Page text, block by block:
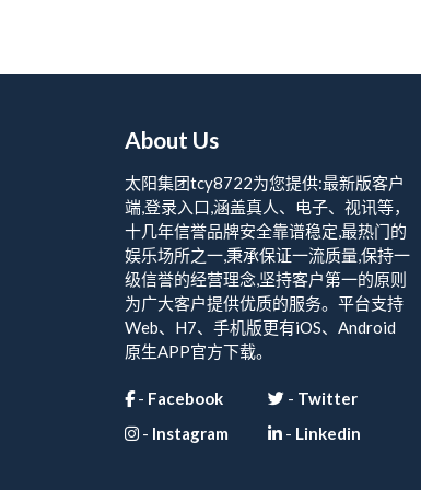
About Us
太阳集团tcy8722为您提供:最新版客户
端,登录入口,涵盖真人、电子、视讯等，
十几年信誉品牌安全靠谱稳定,最热门的
娱乐场所之一,秉承保证一流质量,保持一
级信誉的经营理念,坚持客户第一的原则
为广大客户提供优质的服务。平台支持
Web、H7、手机版更有iOS、Android
原生APP官方下载。
- Facebook - Twitter
- Instagram - Linkedin